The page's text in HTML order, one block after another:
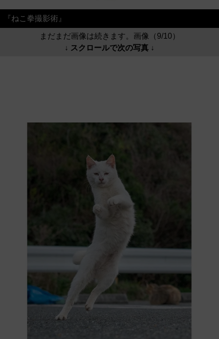
『ねこ拳撮影術』
まだまだ画像は続きます。画像（9/10）
↓ スクロールで次の写真 ↓